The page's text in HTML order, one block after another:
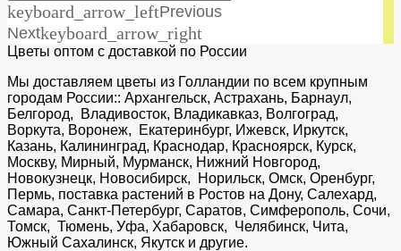
keyboard_arrow_leftPrevious
Nextkeyboard_arrow_right
Цветы оптом с доставкой по России
Мы доставляем цветы из Голландии по всем крупным
городам России:: Архангельск, Астрахань, Барнаул,
Белгород, Владивосток, Владикавказ, Волгоград,
Воркута, Воронеж, Екатеринбург, Ижевск, Иркутск,
Казань, Калининград, Краснодар, Красноярск, Курск,
Москву, Мирный, Мурманск, Нижний Новгород,
Новокузнецк, Новосибирск, Норильск, Омск, Оренбург,
Пермь, поставка растений в Ростов на Дону, Салехард,
Самара, Санкт-Петербург, Саратов, Симферополь, Сочи,
Томск, Тюмень, Уфа, Хабаровск, Челябинск, Чита,
Южный Сахалинск, Якутск и другие.